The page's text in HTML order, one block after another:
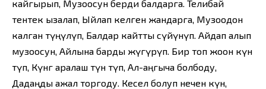
кайгырып, Музоосун берди балдарга. Телибай
тентек ызалап, Ыйлап келген жандарга, Музоодон
калган түңүлүп, Балдар кайтты сүйүнүп. Айдап алып
музоосун, Айлына барды жүгүрүп. Бир топ жоон күн
өтүп, Күнгө аралаш түн өтүп, Ал-аңгыча болбоду,
Дадаңды ажал торгоду. Кесел болуп нечен күн,